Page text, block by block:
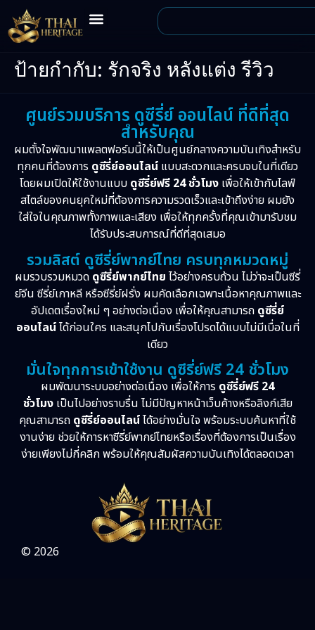
ป้ายกำกับ: รักจริง หลังแต่ง รีวิว
ศูนย์รวมบริการ ดูซีรี่ย์ ออนไลน์ ที่ดีที่สุด
สำหรับคุณ
ผมตั้งใจพัฒนาแพลตฟอร์มนี้ให้เป็นศูนย์กลางความบันเทิงสำหรับ
ทุกคนที่ต้องการ ดูซีรี่ย์ออนไลน์ แบบสะดวกและครบจบในที่เดียว
โดยผมเปิดให้ใช้งานแบบ ดูซีรี่ย์ฟรี 24 ชั่วโมง เพื่อให้เข้ากับไลฟ์
สไตล์ของคนยุคใหม่ที่ต้องการความรวดเร็วและเข้าถึงง่าย ผมยัง
ใส่ใจในคุณภาพทั้งภาพและเสียง เพื่อให้ทุกครั้งที่คุณเข้ามารับชม
ได้รับประสบการณ์ที่ดีที่สุดเสมอ
รวมลิสต์ ดูซีรี่ย์พากย์ไทย ครบทุกหมวดหมู่
ผมรวบรวมหมวด ดูซีรี่ย์พากย์ไทย ไว้อย่างครบถ้วน ไม่ว่าจะเป็นซีรี่
ย์จีน ซีรี่ย์เกาหลี หรือซีรี่ย์ฝรั่ง ผมคัดเลือกเฉพาะเนื้อหาคุณภาพและ
อัปเดตเรื่องใหม่ ๆ อย่างต่อเนื่อง เพื่อให้คุณสามารถ ดูซีรี่ย์
ออนไลน์ได้ก่อนใคร และสนุกไปกับเรื่องโปรดได้แบบไม่มีเบื่อในที่
เดียว
มั่นใจทุกการเข้าใช้งาน ดูซีรี่ย์ฟรี 24 ชั่วโมง
ผมพัฒนาระบบอย่างต่อเนื่อง เพื่อให้การ ดูซีรี่ย์ฟรี 24
ชั่วโมงเป็นไปอย่างราบรื่น ไม่มีปัญหาหน้าเว็บค้างหรือลิงก์เสีย
คุณสามารถ ดูซีรี่ย์ออนไลน์ได้อย่างมั่นใจ พร้อมระบบค้นหาที่ใช้
งานง่าย ช่วยให้การหาซีรี่ย์พากย์ไทยหรือเรื่องที่ต้องการเป็นเรื่อง
ง่ายเพียงไม่กี่คลิก พร้อมให้คุณสัมผัสความบันเทิงได้ตลอดเวลา
© 2026